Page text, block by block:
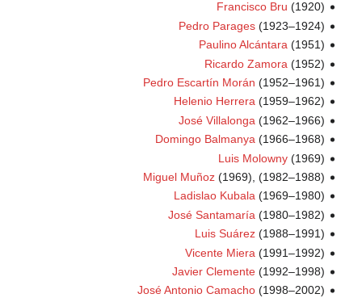
Francisco
Pedro Parages
Paulino
Ricardo
Pedro Escartín Morán
Helenio Herrera
José Villalonga
Domingo Balmanya
Luis
Miguel Muñoz(1969),
Ladislao Kubala
José Santamaría
Luis Suárez
Vicente Miera
Javier Clemente
José Antonio Camacho